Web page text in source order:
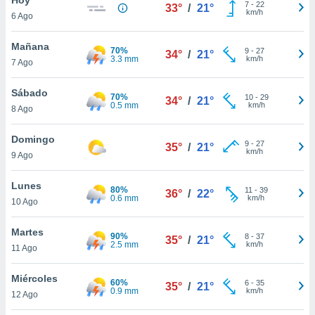
y
en
más
de
6 Ago
33° / 21° 7- 22
km/h
Mañana
7 Ago
70%
3.3 mm
34° / 21° 9- 27
km/h
Sábado
8 Ago
70%
0.5 mm
34° / 21° 10- 29
km/h
Domingo
9 Ago
35° / 21° 9- 27
km/h
Lunes
10 Ago
80%
0.6 mm
36° / 22° 11 - 39
km/h
Martes
11 Ago
90%
2.5 mm
35° / 21° 8- 37
km/h
Miércoles
12 Ago
60%
0.9 mm
35° / 21° 6- 35
km/h